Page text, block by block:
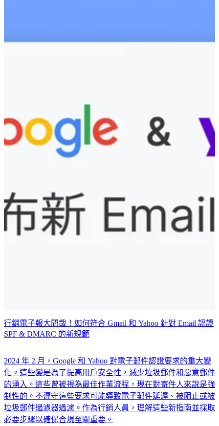
行銷電子報大問哉！如何符合 Gmail 和 Yahoo 針對 Email 認證
SPF & DMARC 的新規範
2024 年 2 月，Google 和 Yahoo 對電子郵件認證要求的重大變
化。這些變是為了提高用戶安全性，減少垃圾郵件和惡意郵件
的湧入。這些曾被視為最佳作業流程，現在對寄件人來說是強
制性的。不遵守這些要求可能導致電子郵件延遲、被阻止或被
垃圾郵件過濾器過濾。作為行銷人員，理解這些新指南並採取
必要步驟以確保合規至關重要。